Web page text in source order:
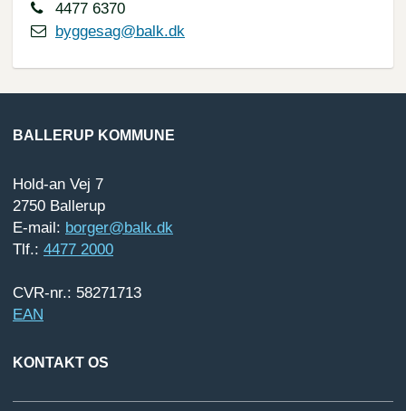
4477 6370
byggesag@balk.dk
BALLERUP KOMMUNE
Hold-an Vej 7
2750 Ballerup
E-mail: borger@balk.dk
Tlf.: 4477 2000
CVR-nr.: 58271713
EAN
KONTAKT OS